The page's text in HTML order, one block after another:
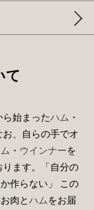
て
始まったハム ・
、自らの手でオ
・ ウインナーを
ます。「自分の
作らない」 この
肉とハム をお届